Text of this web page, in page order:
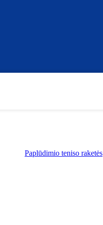
Paplūdimio teniso raketės